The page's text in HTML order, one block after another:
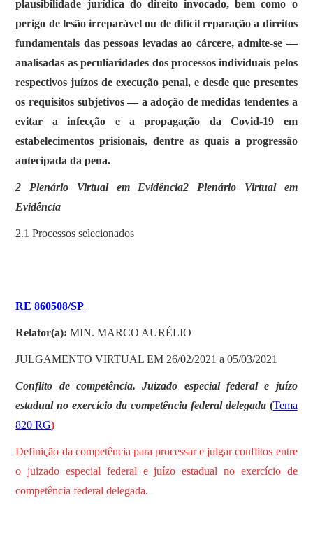
plausibilidade jurídica do direito invocado, bem como o
perigo de lesão irreparável ou de difícil reparação a direitos
fundamentais das pessoas levadas ao cárcere, admite-se —
analisadas as peculiaridades dos processos individuais pelos
respectivos juízos de execução penal, e desde que presentes
os requisitos subjetivos — a adoção de medidas tendentes a
evitar a infecção e a propagação da Covid-19 em
estabelecimentos prisionais, dentre as quais a progressão
antecipada da pena.
2 Plenário Virtual em Evidência2 Plenário Virtual em
Evidência
2.1 Processos selecionados
RE 860508/SP
Relator(a): MIN. MARCO AURÉLIO
JULGAMENTO VIRTUAL EM 26/02/2021 a 05/03/2021
Conflito de competência. Juizado especial federal e juízo
estadual no exercício da competência federal delegada(Tema
820 RG)
Definição da competência para processar e julgar conflitos entre
o juizado especial federal e juízo estadual no exercício de
competência federal delegada.